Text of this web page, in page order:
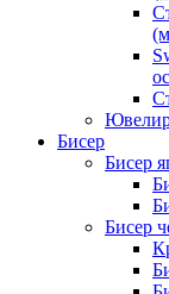
Бисер
Бисер
Бисер